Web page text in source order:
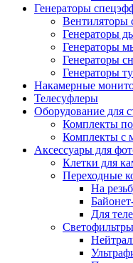
Генераторы
Вентиляторы
Генераторы
Генераторы
Генераторы
Генераторы
Накамерные
Телесуфлеры
Оборудование для
Комплекты
Комплекты с
Аксессуары для
Клетки для
Переходные
На
Для